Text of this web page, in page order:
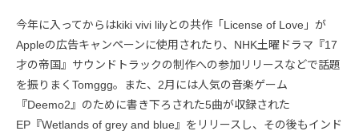
今年に入ってからはkiki vivi lilyとの共作「License of Love」が
Appleの広告キャンペーンに使用されたり、NHK土曜ドラマ『17
才の帝国』サウンドトラックの制作への参加リリースなどで話題
を振りまくTomggg。また、2月には人気の音楽ゲーム
『Deemo2』のために書き下ろされた5曲が収録された
EP『Wetlands of grey and blue』をリリースし、その後もインド